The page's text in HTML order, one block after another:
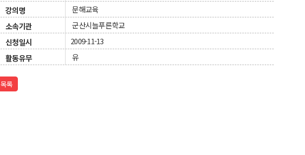
강의명
문해교육
소속기관
군산시늘푸른학교
신청일시
2009-11-13
활동유무
유
목록